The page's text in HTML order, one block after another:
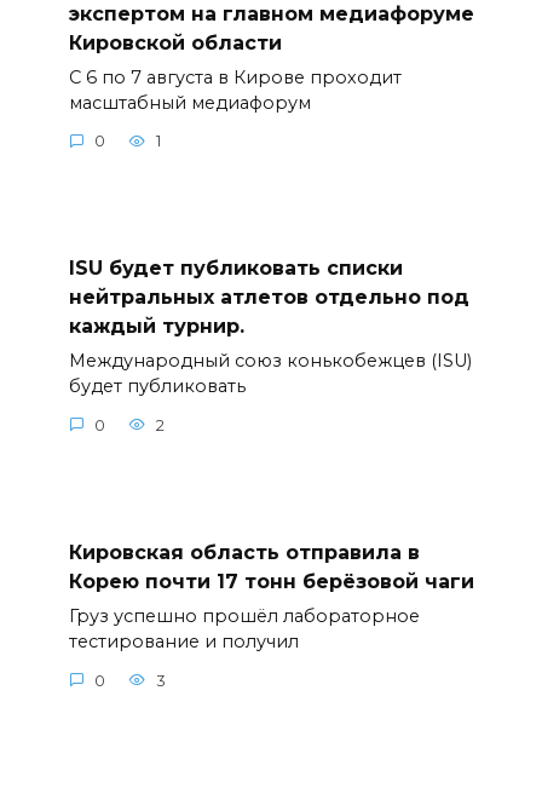
экспертом на главном медиафоруме
Кировской области
С 6 по 7 августа в Кирове проходит
масштабный медиафорум
0 1
ISU будет публиковать списки
нейтральных атлетов отдельно под
каждый турнир.
Международный союз конькобежцев (ISU)
будет публиковать
0 2
Кировская область отправила в
Корею почти 17 тонн берёзовой чаги
Груз успешно прошёл лабораторное
тестирование и получил
0 3